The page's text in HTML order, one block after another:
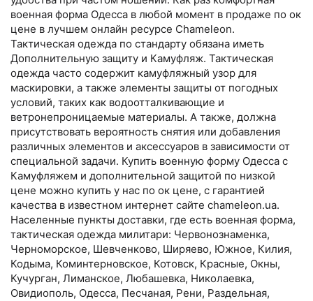
военная форма Одесса в любой момент в продаже по ок
цене в лучшем онлайн ресурсе Chameleon.
Тактическая одежда по стандарту обязана иметь
Дополнительную защиту и Камуфляж. Тактическая
одежда часто содержит камуфляжный узор для
маскировки, а также элементы защиты от погодных
условий, таких как водоотталкивающие и
ветронепроницаемые материалы. А также, должна
присутствовать вероятность снятия или добавления
различных элементов и аксессуаров в зависимости от
специальной задачи. Купить военную форму Одесса с
Камуфляжем и дополнительной защитой по низкой
цене можно купить у нас по ок цене, с гарантией
качества в известном интернет сайте chameleon.ua.
Населенные пункты доставки, где есть военная форма,
тактическая одежда милитари: Червонознаменка,
Черноморское, Шевченково, Ширяево, Южное, Килия,
Кодыма, Коминтерновское, Котовск, Красные, Окны,
Кучурган, Лиманское, Любашевка, Николаевка,
Овидиополь, Одесса, Песчаная, Рени, Раздельная,